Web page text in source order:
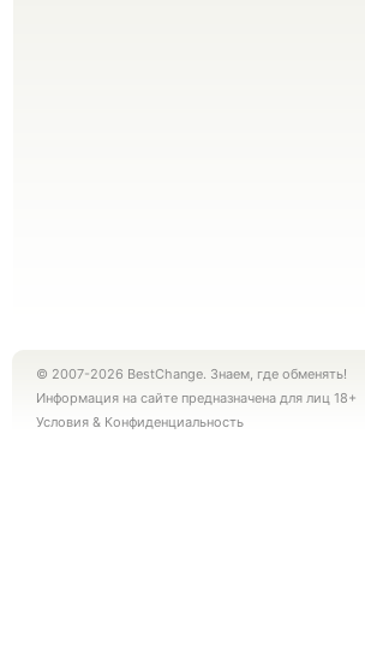
© 2007-2026 BestChange. Знаем, где обменять!
Информация на сайте предназначена для лиц 18+
Условия & Конфиденциальность